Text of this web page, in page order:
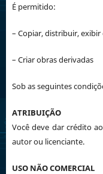
É permitido:
– Copiar, distribuir,
– Criar obras derivadas
Sob as seguintes
ATRIBUIÇÃO
Você deve dar crédito
autor ou licenciante.
USO NÃO COMERCIAL